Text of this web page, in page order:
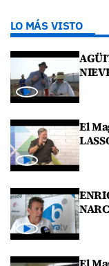
LO MÁS VISTO
El